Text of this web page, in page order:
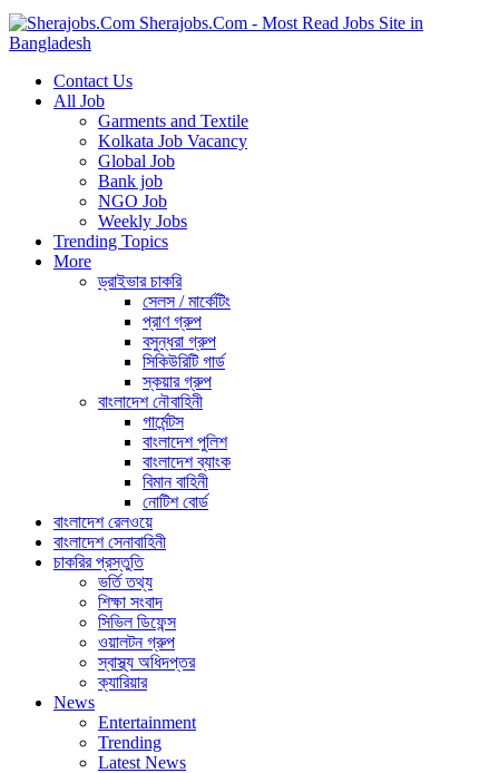
Sherajobs.Com - Most Read Jobs Site in
Bangladesh
Contact Us
All Job
Garments and Textile
Kolkata Job Vacancy
Global Job
Bank job
NGO Job
Weekly Jobs
Trending Topics
More
ড্রাইভার চাকরি
সেলস / মার্কেটিং
প্রাণ গ্রুপ
বসুন্ধরা গ্রুপ
সিকিউরিটি গার্ড
স্কয়ার গ্রুপ
বাংলাদেশ নৌবাহিনী
গার্মেন্টস
বাংলাদেশ পুলিশ
বাংলাদেশ ব্যাংক
বিমান বাহিনী
নোটিশ বোর্ড
বাংলাদেশ রেলওয়ে
বাংলাদেশ সেনাবাহিনী
চাকরির প্রস্তুতি
ভর্তি তথ্য
শিক্ষা সংবাদ
সিভিল ডিফেন্স
ওয়ালটন গ্রুপ
স্বাস্থ্য অধিদপ্তর
ক্যারিয়ার
News
Entertainment
Trending
Latest News